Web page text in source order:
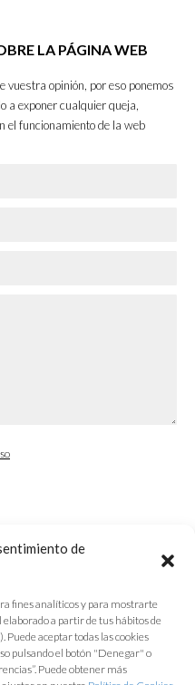
de
fines analíticos y para mostrarte
a partir de tus hábitos de
Puede aceptar todas las cookies
pulsando el botón "Denegar" o
Puede obtener más
LA PÁGINA WEB
vuestra opinión, por eso ponemos
exponer cualquier queja,
el funcionamiento de la web
de Cádiz